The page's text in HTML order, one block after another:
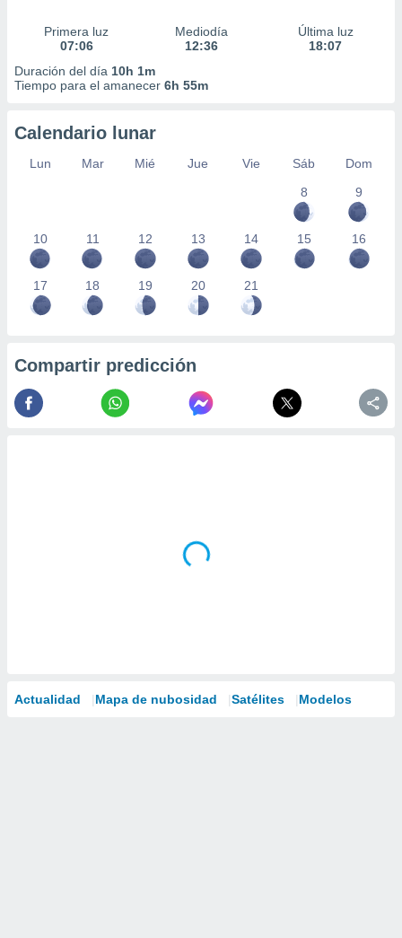
Primera luz
07:06
Mediodía
12:36
Última luz
18:07
Duración del día 10h 1m
Tiempo para el amanecer 6h 55m
Calendario lunar
Lun Mar Mié Jue Vie Sáb
Dom
8
9
10 11 12 13 14 15 16
17 18 19 20 21
Compartir predicción
Actualidad Mapa de nubosidad Satélites Modelos